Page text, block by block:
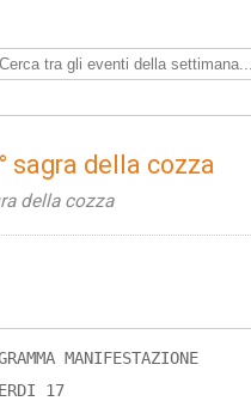
sagra della cozza
della cozza
MANIFESTAZIONE
17